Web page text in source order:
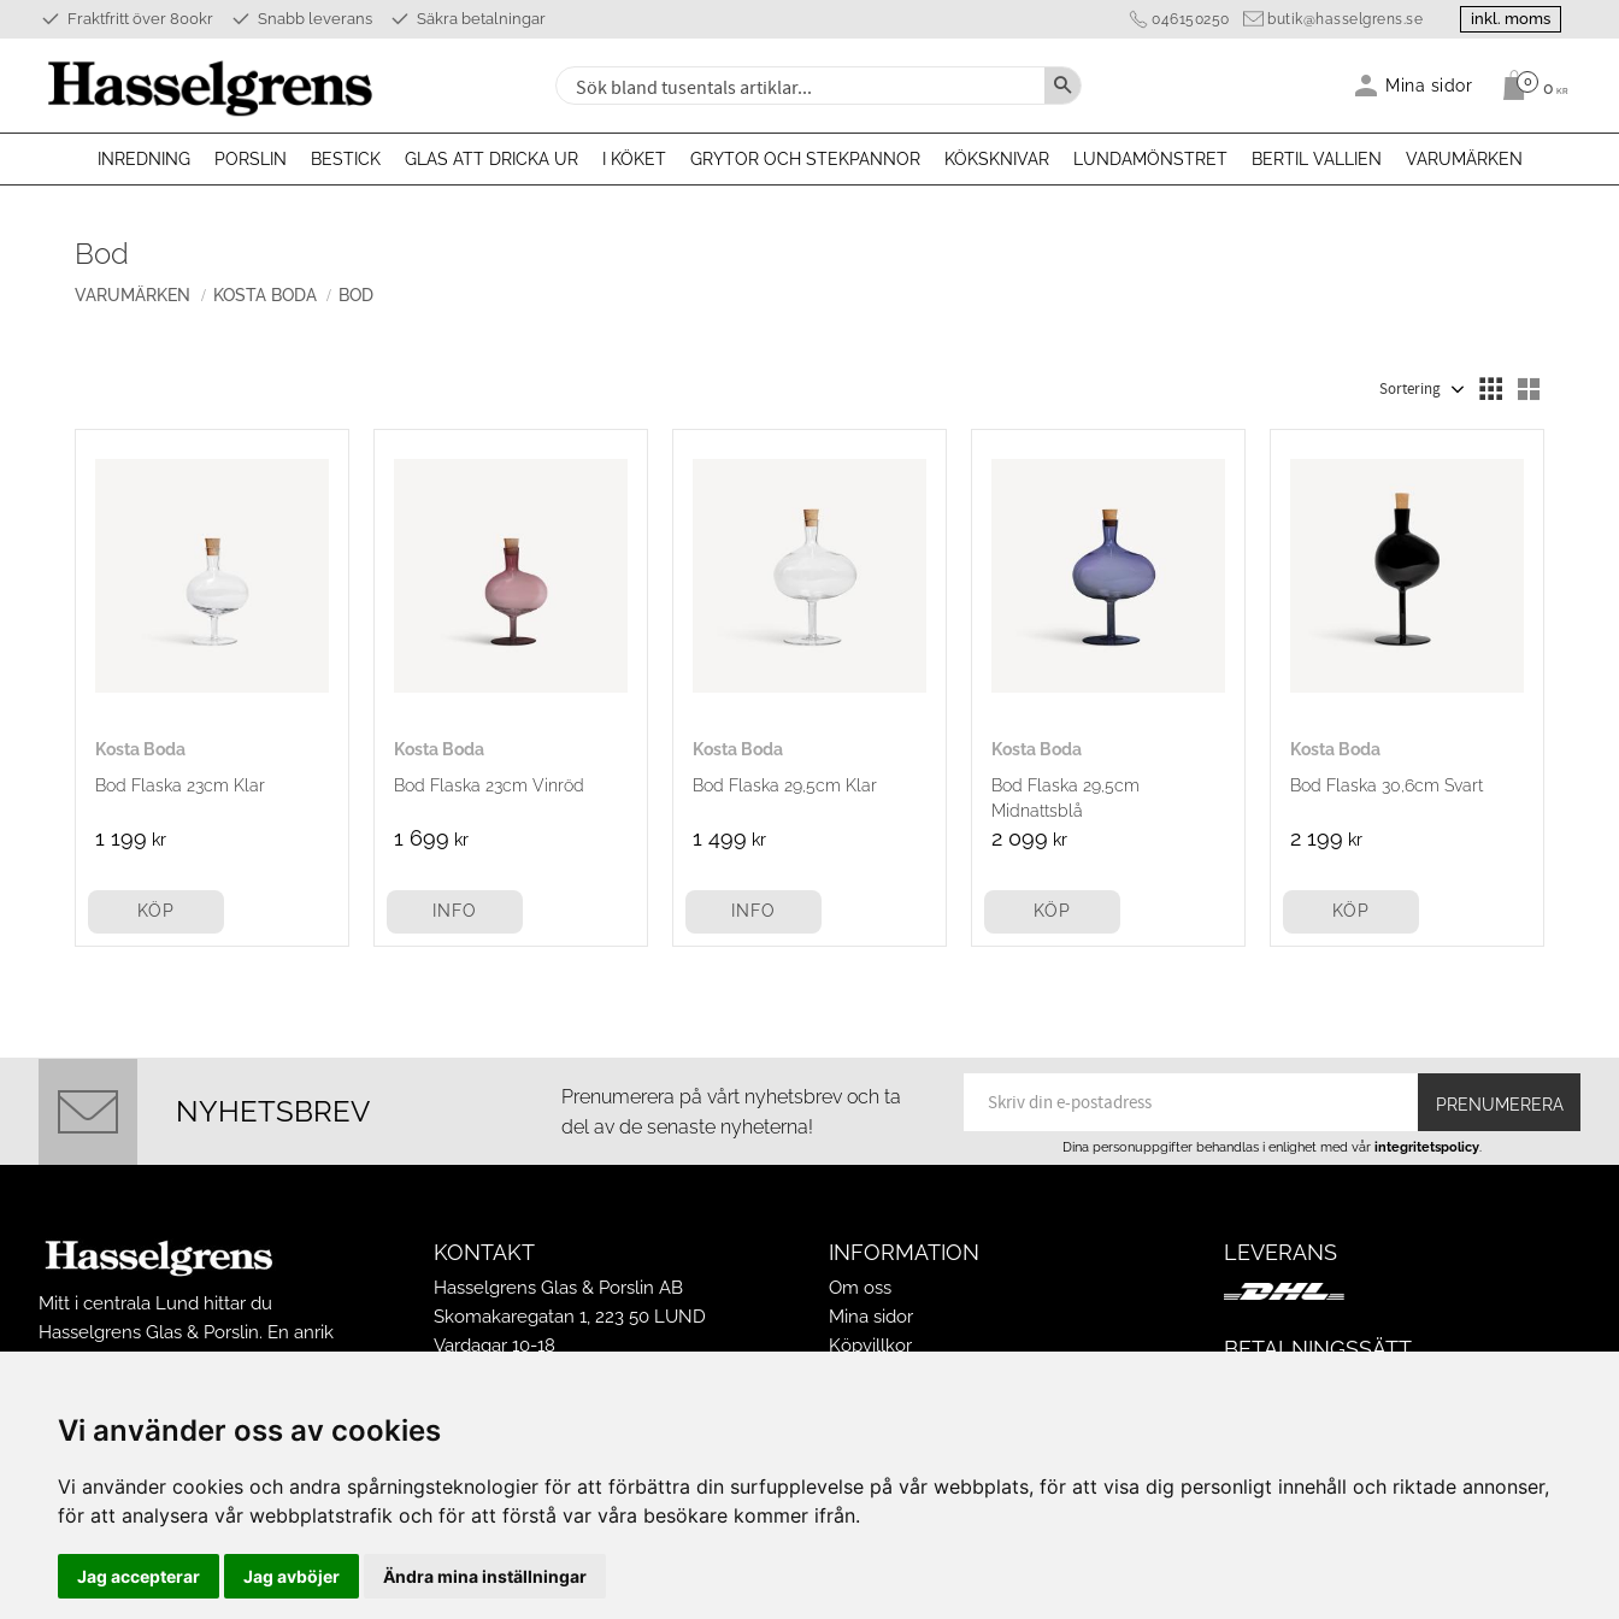
Vi använder oss av cookies
Vi använder cookies och andra spårningsteknologier för att förbättra din surfupplevelse på vår webbplats, för att visa dig personligt innehåll och riktade annonser,
för att analysera vår webbplatstrafik och för att förstå var våra besökare kommer ifrån.
Jag accepterar Jag avböjer Ändra mina inställningar
Fraktfritt över 800kr Snabb leverans Säkra betalningar 046150250 butik@hasselgrens.se inkl. moms
Mina sidor Antal
0 0 KR
INREDNING PORSLIN BESTICK GLAS ATT DRICKA UR I KÖKET GRYTOR OCH STEKPANNOR KÖKSKNIVAR LUNDAMÖNSTRET BERTIL VALLIEN VARUMÄRKEN
Bod
VARUMÄRKEN KOSTA BODA BOD
Kosta Boda
Bod Flaska 23cm Klar
1 199 kr
KÖP
Kosta Boda
Bod Flaska 23cm Vinröd
1 699 kr
INFO
Kosta Boda
Bod Flaska 29,5cm Klar
1 499 kr
INFO
Kosta Boda
Bod Flaska 29,5cm
Midnattsblå
2 099 kr
KÖP
Kosta Boda
Bod Flaska 30,6cm Svart
2 199 kr
KÖP
NYHETSBREV
Prenumerera på vårt nyhetsbrev och ta
del av de senaste nyheterna!
PRENUMERERA
Dina personuppgifter behandlas i enlighet med vår integritetspolicy
Mitt i centrala Lund hittar du
Hasselgrens Glas & Porslin. En anrik
sortiment av inredningsprodukter och
husgeråd från många kända
varumärken.
KONTAKT
Hasselgrens Glas & Porslin AB
Skomakaregatan 1, 223 50 LUND
Vardagar 10-18
Avvikande öppettider 2026
E-post:butik@hasselgrens.se
INFORMATION
Om oss
Mina sidor
Köpvillkor
LEVERANS
BETALNINGSSÄTT
kontanter.